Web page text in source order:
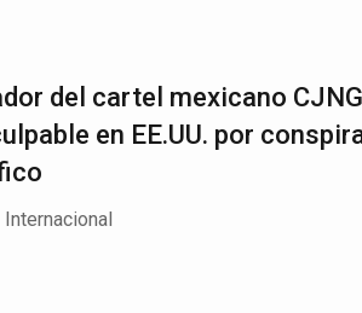
del cartel mexicano
en EE.UU. por
Internacional